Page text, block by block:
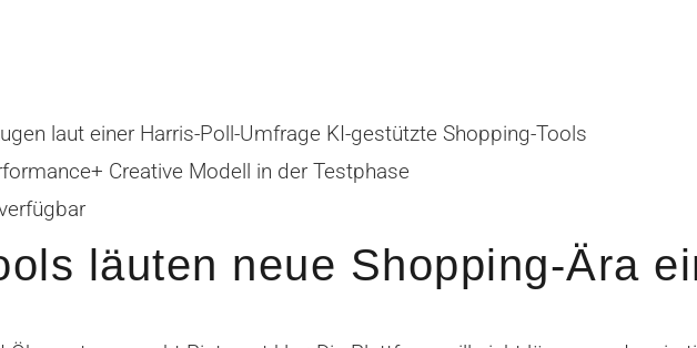
laut einer Harris-Poll-Umfrage KI-gestützte Shopping-Tools
Creative Modell in der Testphase
läuten neue Shopping-Ära